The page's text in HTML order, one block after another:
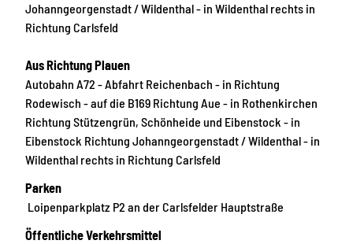
Johanngeorgenstadt / Wildenthal - in Wildenthal rechts in
Richtung Carlsfeld
Aus Richtung Plauen
Autobahn A72 - Abfahrt Reichenbach - in Richtung
Rodewisch - auf die B169 Richtung Aue - in Rothenkirchen
Richtung Stützengrün, Schönheide und Eibenstock - in
Eibenstock Richtung Johanngeorgenstadt / Wildenthal - in
Wildenthal rechts in Richtung Carlsfeld
Parken
Loipenparkplatz P2 an der Carlsfelder Hauptstraße
Öffentliche Verkehrsmittel